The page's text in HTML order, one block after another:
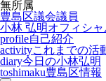
無所属
豊島区議会議員
小林 弘明オフィシャ
profile自己紹介
activityこれまでの活
diary今日の小林弘明
toshimaku豊島区情報